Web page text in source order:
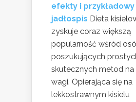
efekty i przykładowy
jadłospis Dieta
zyskuje coraz większą
popularność wśród
poszukujących
skutecznych metod na
wagi. Opierająca się na
lekkostrawnym kisielu